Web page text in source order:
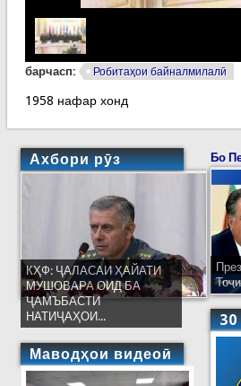
барчасп: Робитаҳои байналмилалӣ
1958 нафар хонд
Ахбори рӯз
КҲФ: ҶАЛАСАИ ҲАЙАТИ
МУШОВАРА ОИД БА
ҶАМЪБАСТИ
НАТИҶАҲОИ...
Маводҳои видеоӣ
Бо